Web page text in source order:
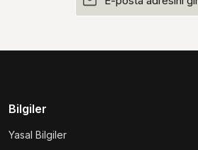
Bilgiler
Yasal Bilgiler